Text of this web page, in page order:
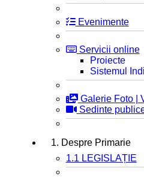
Evenimente
Servicii online
Proiecte
Sistemul
Galerie Foto |
Sedinte
1. Despre Primarie
1.1 LEGISLAȚIE